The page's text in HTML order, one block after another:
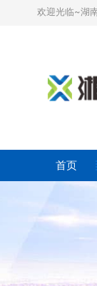
欢迎光临~湖
首页